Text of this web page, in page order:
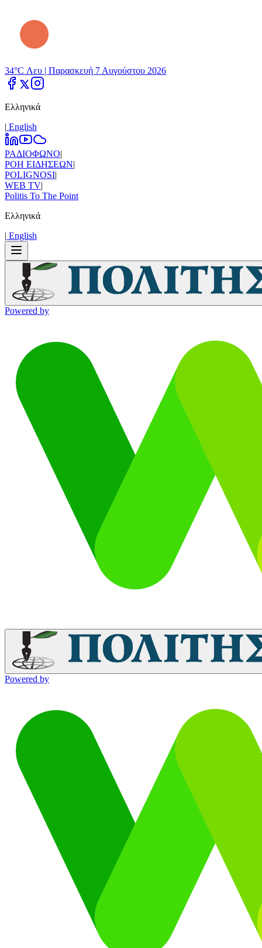
34°C Λευ | Παρασκευή 7 Αυγούστου 2026
Ελληνικά
| Εnglish
ΡΑΔΙΟΦΩΝΟ|
ΡΟΗ ΕΙΔΗΣΕΩΝ|
POLIGNOSI|
WEB TV|
Politis To The Point
Ελληνικά
| Εnglish
Powered by
Powered by